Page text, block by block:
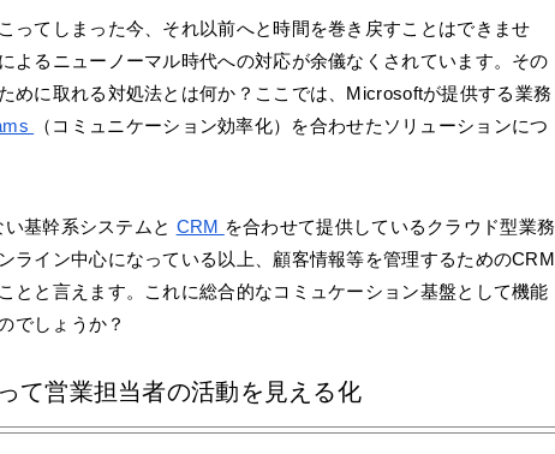
ってしまった今、それ以前へと時間を巻き戻すことはできませ
よるニューノーマル時代への対応が余儀なくされています。その
めに取れる対処法とは何か？ここでは、Microsoftが提供する業務
（コミュニケーション効率化）を合わせたソリューションにつ
基幹系システムと CRM を合わせて提供しているクラウド型業務
ライン中心になっている以上、顧客情報等を管理するためのCRM
とと言えます。これに総合的なコミュケーション基盤として機能
でしょうか？
て営業担当者の活動を見える化